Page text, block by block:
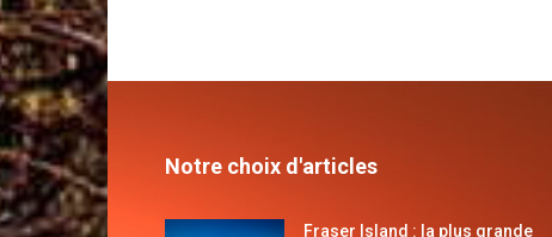
Notre choix d'articles
Fraser Island : la plus grande